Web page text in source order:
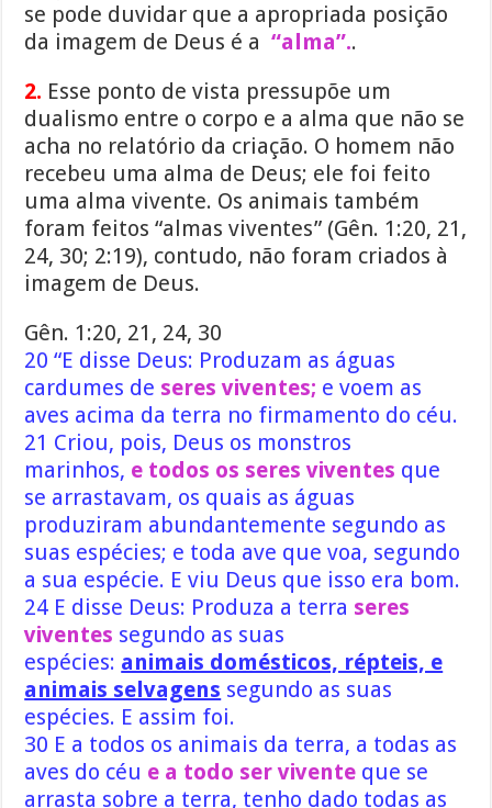
se pode duvidar que a apropriada posição
da imagem de Deus é a “alma”..
2. Esse ponto de vista pressupõe um
dualismo entre o corpo e a alma que não se
acha no relatório da criação. O homem não
recebeu uma alma de Deus; ele foi feito
uma alma vivente. Os animais também
foram feitos “almas viventes” (Gên. 1:20, 21,
24, 30; 2:19), contudo, não foram criados à
imagem de Deus.
Gên. 1:20, 21, 24, 30
20 “E disse Deus: Produzam as águas
cardumes de seres viventes; e voem as
aves acima da terra no firmamento do céu.
21 Criou, pois, Deus os monstros
marinhos, e todos os seres viventes que
se arrastavam, os quais as águas
produziram abundantemente segundo as
suas espécies; e toda ave que voa, segundo
a sua espécie. E viu Deus que isso era bom.
24 E disse Deus: Produza a terra seres
viventes segundo as suas
espécies: animais domésticos, répteis, e
animais selvagens segundo as suas
espécies. E assim foi.
30 E a todos os animais da terra, a todas as
aves do céu e a todo ser vivente que se
arrasta sobre a terra, tenho dado todas as